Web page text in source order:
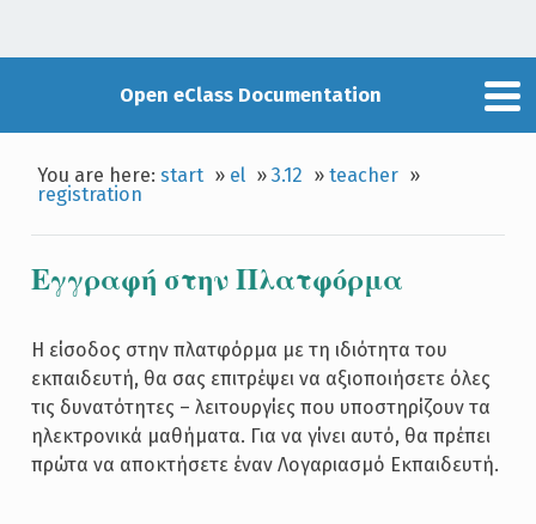
Open eClass Documentation
You are here:start » el »3.12 »teacher »
registration
Εγγραφή στην Πλατφόρμα
Η είσοδος στην πλατφόρμα με τη ιδιότητα του
εκπαιδευτή, θα σας επιτρέψει να αξιοποιήσετε όλες
τις δυνατότητες – λειτουργίες που υποστηρίζουν τα
ηλεκτρονικά μαθήματα. Για να γίνει αυτό, θα πρέπει
πρώτα να αποκτήσετε έναν Λογαριασμό Εκπαιδευτή.